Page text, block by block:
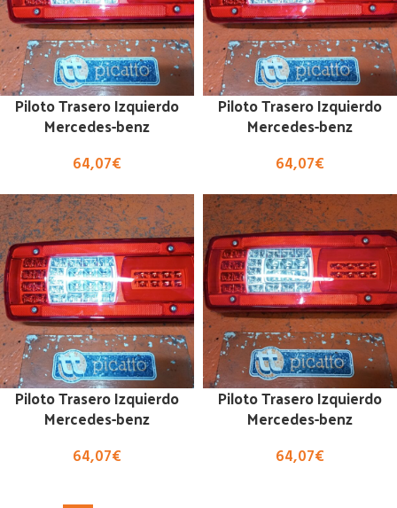
Piloto Trasero Izquierdo
Mercedes-benz
64,07€
Piloto Trasero Izquierdo
Mercedes-benz
64,07€
Piloto Trasero Izquierdo
Mercedes-benz
64,07€
Piloto Trasero Izquierdo
Mercedes-benz
64,07€